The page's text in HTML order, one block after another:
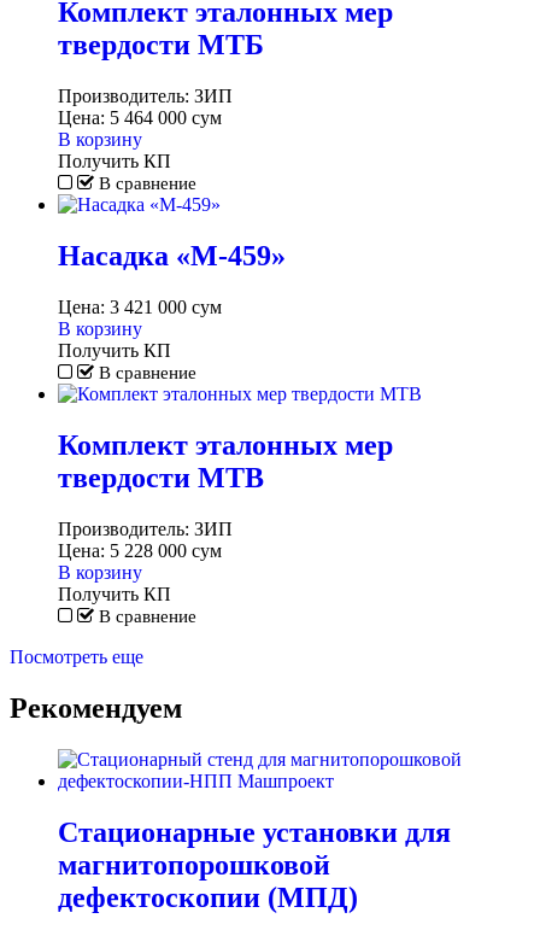
Комплект эталонных мер
твердости МТБ
Производитель: ЗИП
Цена: 5 464 000 сум
В корзину
Получить КП
В сравнение
Насадка «M-459»
Цена: 3 421 000 сум
В корзину
Получить КП
В сравнение
Комплект эталонных мер
твердости МТВ
Производитель: ЗИП
Цена: 5 228 000 сум
В корзину
Получить КП
В сравнение
Посмотреть еще
Рекомендуем
Стационарные установки для
магнитопорошковой
дефектоскопии (МПД)